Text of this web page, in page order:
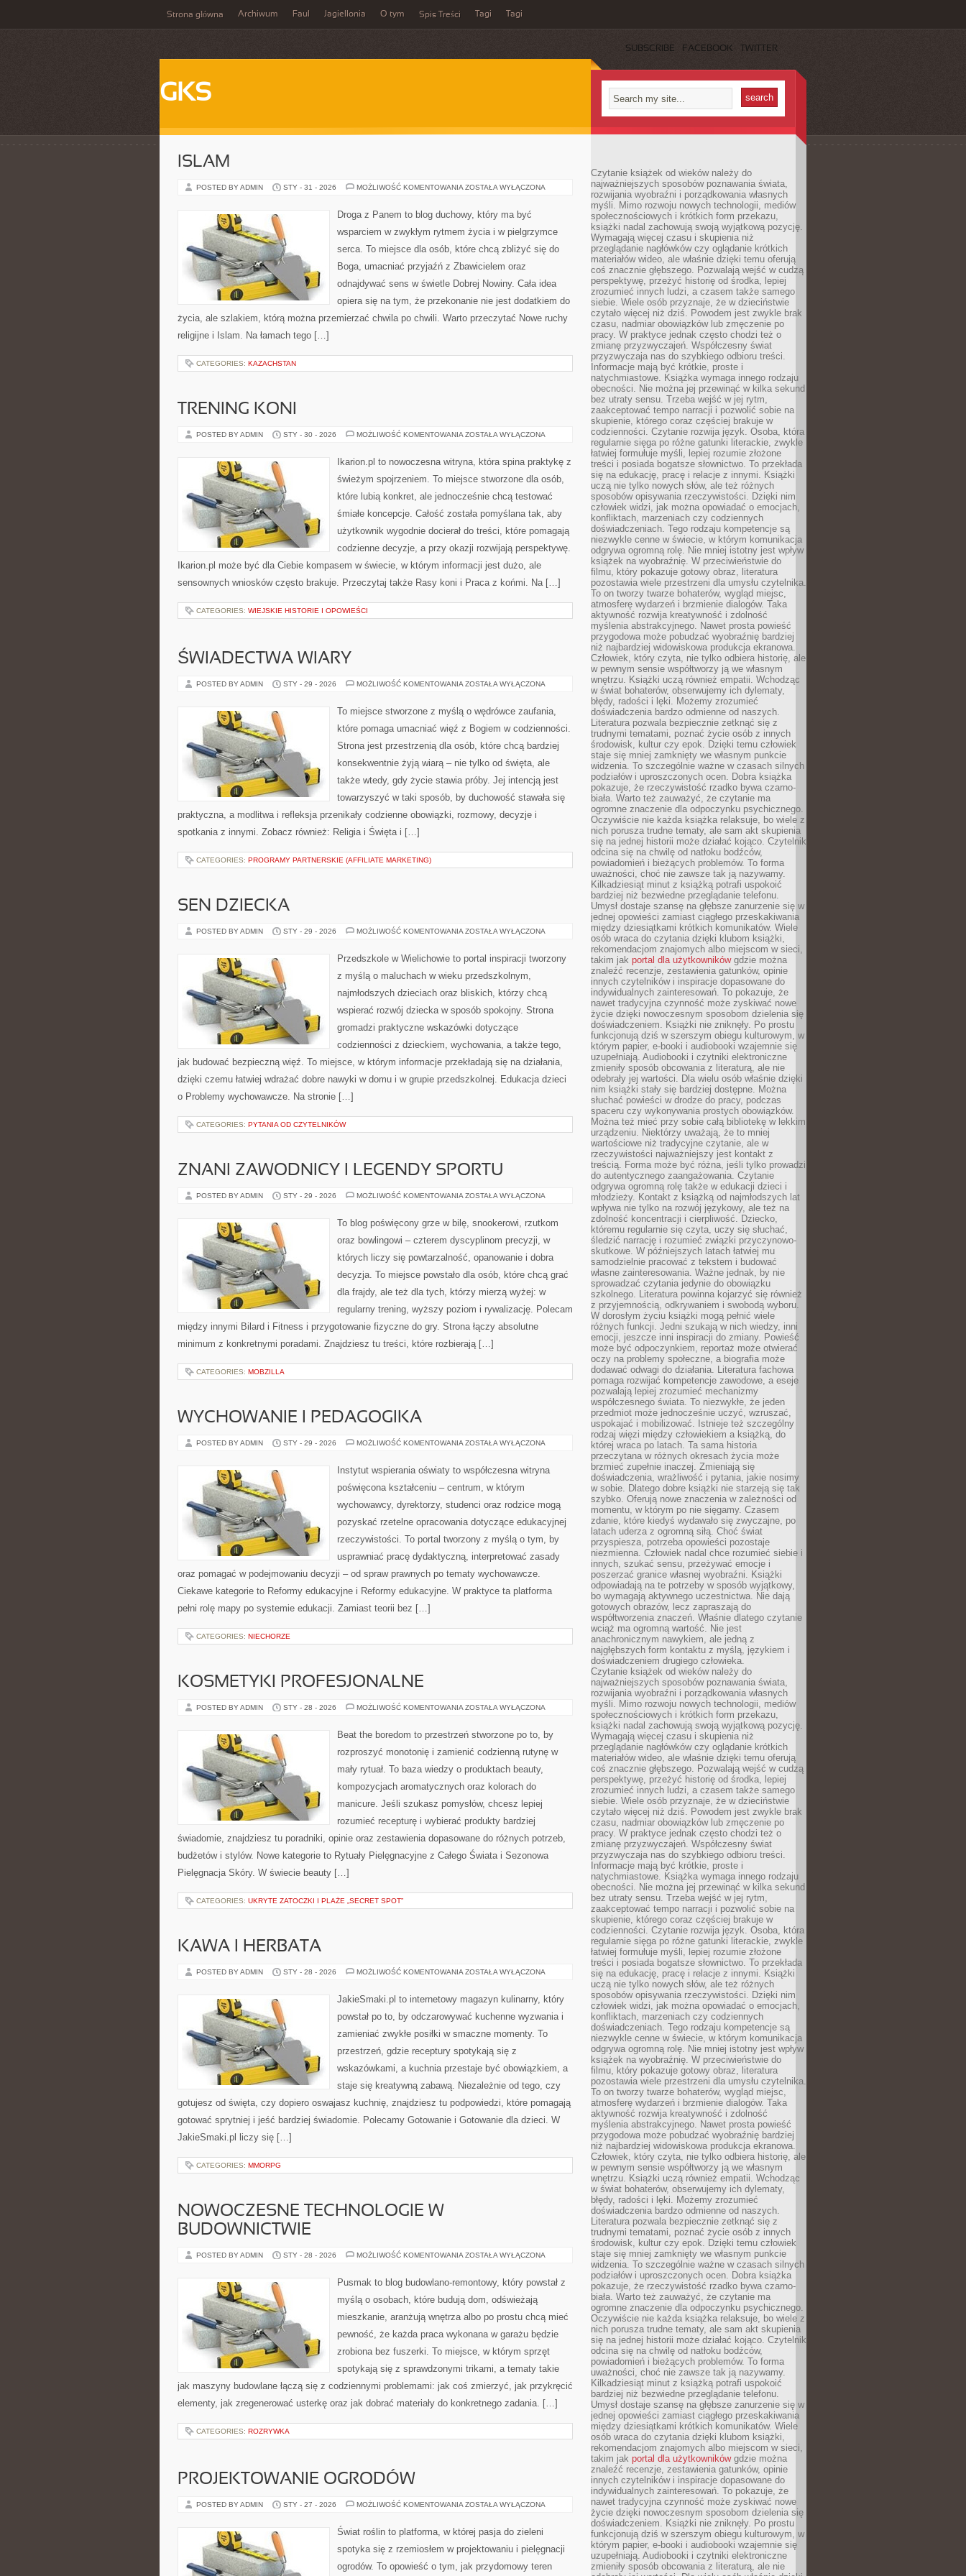
Strona główna Archiwum Faul Jagiellonia O tym Spis Treści Tagi Tagi
SUBSCRIBE FACEBOOK TWITTER
GKS
ISLAM
POSTED BY ADMIN STY - 31 - 2026 MOŻLIWOŚĆ KOMENTOWANIA ISLAM
ZOSTAŁA WYŁĄCZONA
Droga z Panem to blog duchowy, który ma być
wsparciem w zwykłym rytmem życia i w pielgrzymce
serca. To miejsce dla osób, które chcą zbliżyć się do
Boga, umacniać przyjaźń z Zbawicielem oraz
odnajdywać sens w świetle Dobrej Nowiny. Cała idea
opiera się na tym, że przekonanie nie jest dodatkiem do
życia, ale szlakiem, którą można przemierzać chwila po chwili. Warto przeczytać Nowe ruchy
religijne i Islam. Na łamach tego […]
CATEGORIES: KAZACHSTAN
TRENING KONI
POSTED BY ADMIN STY - 30 - 2026 MOŻLIWOŚĆ KOMENTOWANIA TRENING
ZOSTAŁA WYŁĄCZONA
Ikarion.pl to nowoczesna witryna, która spina praktykę z
świeżym spojrzeniem. To miejsce stworzone dla osób,
które lubią konkret, ale jednocześnie chcą testować
śmiałe koncepcje. Całość została pomyślana tak, aby
użytkownik wygodnie docierał do treści, które pomagają
codzienne decyzje, a przy okazji rozwijają perspektywę.
Ikarion.pl może być dla Ciebie kompasem w świecie, w którym informacji jest dużo, ale
sensownych wniosków często brakuje. Przeczytaj także Rasy koni i Praca z końmi. Na […]
CATEGORIES: WIEJSKIE HISTORIE I OPOWIEŚCI
ŚWIADECTWA WIARY
POSTED BY ADMIN STY - 29 - 2026 MOŻLIWOŚĆ KOMENTOWANIA ŚWIADECTWA
ZOSTAŁA WYŁĄCZONA
To miejsce stworzone z myślą o wędrówce zaufania,
które pomaga umacniać więź z Bogiem w codzienności.
Strona jest przestrzenią dla osób, które chcą bardziej
konsekwentnie żyją wiarą – nie tylko od święta, ale
także wtedy, gdy życie stawia próby. Jej intencją jest
towarzyszyć w taki sposób, by duchowość stawała się
praktyczna, a modlitwa i refleksja przenikały codzienne obowiązki, rozmowy, decyzje i
spotkania z innymi. Zobacz również: Religia i Święta i […]
CATEGORIES: PROGRAMY PARTNERSKIE (AFFILIATE MARKETING)
SEN DZIECKA
POSTED BY ADMIN STY - 29 - 2026 MOŻLIWOŚĆ KOMENTOWANIA SEN
ZOSTAŁA WYŁĄCZONA
Przedszkole w Wielichowie to portal inspiracji tworzony
z myślą o maluchach w wieku przedszkolnym,
najmłodszych dzieciach oraz bliskich, którzy chcą
wspierać rozwój dziecka w sposób spokojny. Strona
gromadzi praktyczne wskazówki dotyczące
codzienności z dzieckiem, wychowania, a także tego,
jak budować bezpieczną więź. To miejsce, w którym informacje przekładają się na działania,
dzięki czemu łatwiej wdrażać dobre nawyki w domu i w grupie przedszkolnej. Edukacja dzieci
o Problemy wychowawcze. Na stronie […]
CATEGORIES: PYTANIA OD CZYTELNIKÓW
ZNANI ZAWODNICY I LEGENDY SPORTU
POSTED BY ADMIN STY - 29 - 2026 MOŻLIWOŚĆ KOMENTOWANIA ZNANI
LEGENDY
SPORTU
ZOSTAŁA WYŁĄCZONA
To blog poświęcony grze w bilę, snookerowi, rzutkom
oraz bowlingowi – czterem dyscyplinom precyzji, w
których liczy się powtarzalność, opanowanie i dobra
decyzja. To miejsce powstało dla osób, które chcą grać
dla frajdy, ale też dla tych, którzy mierzą wyżej: w
regularny trening, wyższy poziom i rywalizację. Polecam
między innymi Bilard i Fitness i przygotowanie fizyczne do gry. Strona łączy absolutne
minimum z konkretnymi poradami. Znajdziesz tu treści, które rozbierają […]
CATEGORIES: MOBZILLA
WYCHOWANIE I PEDAGOGIKA
POSTED BY ADMIN STY - 29 - 2026 MOŻLIWOŚĆ KOMENTOWANIA WYCHOWANIE
ZOSTAŁA WYŁĄCZONA
Instytut wspierania oświaty to współczesna witryna
poświęcona kształceniu – centrum, w którym
wychowawcy, dyrektorzy, studenci oraz rodzice mogą
pozyskać rzetelne opracowania dotyczące edukacyjnej
rzeczywistości. To portal tworzony z myślą o tym, by
usprawniać pracę dydaktyczną, interpretować zasady
oraz pomagać w podejmowaniu decyzji – od spraw prawnych po tematy wychowawcze.
Ciekawe kategorie to Reformy edukacyjne i Reformy edukacyjne. W praktyce ta platforma
pełni rolę mapy po systemie edukacji. Zamiast teorii bez […]
CATEGORIES: NIECHORZE
KOSMETYKI PROFESJONALNE
POSTED BY ADMIN STY - 28 - 2026 MOŻLIWOŚĆ KOMENTOWANIA KOSMETYKI
ZOSTAŁA WYŁĄCZONA
Beat the boredom to przestrzeń stworzone po to, by
rozproszyć monotonię i zamienić codzienną rutynę w
mały rytuał. To baza wiedzy o produktach beauty,
kompozycjach aromatycznych oraz kolorach do
manicure. Jeśli szukasz pomysłów, chcesz lepiej
rozumieć recepturę i wybierać produkty bardziej
świadomie, znajdziesz tu poradniki, opinie oraz zestawienia dopasowane do różnych potrzeb,
budżetów i stylów. Nowe kategorie to Rytuały Pielęgnacyjne z Całego Świata i Sezonowa
Pielęgnacja Skóry. W świecie beauty […]
CATEGORIES: UKRYTE ZATOCZKI I PLAŻE „SECRET SPOT”
KAWA I HERBATA
POSTED BY ADMIN STY - 28 - 2026 MOŻLIWOŚĆ KOMENTOWANIA KAWA
ZOSTAŁA WYŁĄCZONA
JakieSmaki.pl to internetowy magazyn kulinarny, który
powstał po to, by odczarowywać kuchenne wyzwania i
zamieniać zwykłe posiłki w smaczne momenty. To
przestrzeń, gdzie receptury spotykają się z
wskazówkami, a kuchnia przestaje być obowiązkiem, a
staje się kreatywną zabawą. Niezależnie od tego, czy
gotujesz od święta, czy dopiero oswajasz kuchnię, znajdziesz tu podpowiedzi, które pomagają
gotować sprytniej i jeść bardziej świadomie. Polecamy Gotowanie i Gotowanie dla dzieci. W
JakieSmaki.pl liczy się […]
CATEGORIES: MMORPG
NOWOCZESNE TECHNOLOGIE W
BUDOWNICTWIE
POSTED BY ADMIN STY - 28 - 2026 MOŻLIWOŚĆ KOMENTOWANIA NOWOCZESNE
BUDOWNICTWIE
ZOSTAŁA WYŁĄCZONA
Pusmak to blog budowlano-remontowy, który powstał z
myślą o osobach, które budują dom, odświeżają
mieszkanie, aranżują wnętrza albo po prostu chcą mieć
pewność, że każda praca wykonana w garażu będzie
zrobiona bez fuszerki. To miejsce, w którym sprzęt
spotykają się z sprawdzonymi trikami, a tematy takie
jak maszyny budowlane łączą się z codziennymi problemami: jak coś zmierzyć, jak przykręcić
elementy, jak zregenerować usterkę oraz jak dobrać materiały do konkretnego zadania. […]
CATEGORIES: ROZRYWKA
PROJEKTOWANIE OGRODÓW
POSTED BY ADMIN STY - 27 - 2026 MOŻLIWOŚĆ KOMENTOWANIA PROJEKTOWANIE
ZOSTAŁA WYŁĄCZONA
Świat roślin to platforma, w której pasja do zieleni
spotyka się z rzemiosłem w projektowaniu i pielęgnacji
ogrodów. To opowieść o tym, jak przydomowy teren
Czytanie książek od wieków należy do
najważniejszych sposobów poznawania świata,
rozwijania wyobraźni i porządkowania własnych
myśli. Mimo rozwoju nowych technologii, mediów
społecznościowych i krótkich form przekazu,
książki nadal zachowują swoją wyjątkową pozycję.
Wymagają więcej czasu i skupienia niż
przeglądanie nagłówków czy oglądanie krótkich
materiałów wideo, ale właśnie dzięki temu oferują
coś znacznie głębszego. Pozwalają wejść w cudzą
perspektywę, przeżyć historię od środka, lepiej
zrozumieć innych ludzi, a czasem także samego
siebie. Wiele osób przyznaje, że w dzieciństwie
czytało więcej niż dziś. Powodem jest zwykle brak
czasu, nadmiar obowiązków lub zmęczenie po
pracy. W praktyce jednak często chodzi też o
zmianę przyzwyczajeń. Współczesny świat
przyzwyczaja nas do szybkiego odbioru treści.
Informacje mają być krótkie, proste i
natychmiastowe. Książka wymaga innego rodzaju
obecności. Nie można jej przewinąć w kilka sekund
bez utraty sensu. Trzeba wejść w jej rytm,
zaakceptować tempo narracji i pozwolić sobie na
skupienie, którego coraz częściej brakuje w
codzienności. Czytanie rozwija język. Osoba, która
regularnie sięga po różne gatunki literackie, zwykle
łatwiej formułuje myśli, lepiej rozumie złożone
treści i posiada bogatsze słownictwo. To przekłada
się na edukację, pracę i relacje z innymi. Książki
uczą nie tylko nowych słów, ale też różnych
sposobów opisywania rzeczywistości. Dzięki nim
człowiek widzi, jak można opowiadać o emocjach,
konfliktach, marzeniach czy codziennych
doświadczeniach. Tego rodzaju kompetencje są
niezwykle cenne w świecie, w którym komunikacja
odgrywa ogromną rolę. Nie mniej istotny jest wpływ
książek na wyobraźnię. W przeciwieństwie do
filmu, który pokazuje gotowy obraz, literatura
pozostawia wiele przestrzeni dla umysłu czytelnika.
To on tworzy twarze bohaterów, wygląd miejsc,
atmosferę wydarzeń i brzmienie dialogów. Taka
aktywność rozwija kreatywność i zdolność
myślenia abstrakcyjnego. Nawet prosta powieść
przygodowa może pobudzać wyobraźnię bardziej
niż najbardziej widowiskowa produkcja ekranowa.
Człowiek, który czyta, nie tylko odbiera historię, ale
w pewnym sensie współtworzy ją we własnym
wnętrzu. Książki uczą również empatii. Wchodząc
w świat bohaterów, obserwujemy ich dylematy,
błędy, radości i lęki. Możemy zrozumieć
doświadczenia bardzo odmienne od naszych.
Literatura pozwala bezpiecznie zetknąć się z
trudnymi tematami, poznać życie osób z innych
środowisk, kultur czy epok. Dzięki temu człowiek
staje się mniej zamknięty we własnym punkcie
widzenia. To szczególnie ważne w czasach silnych
podziałów i uproszczonych ocen. Dobra książka
pokazuje, że rzeczywistość rzadko bywa czarno-
biała. Warto też zauważyć, że czytanie ma
ogromne znaczenie dla odpoczynku psychicznego.
Oczywiście nie każda książka relaksuje, bo wiele z
nich porusza trudne tematy, ale sam akt skupienia
się na jednej historii może działać kojąco. Czytelnik
odcina się na chwilę od natłoku bodźców,
powiadomień i bieżących problemów. To forma
uważności, choć nie zawsze tak ją nazywamy.
Kilkadziesiąt minut z książką potrafi uspokoić
bardziej niż bezwiedne przeglądanie telefonu.
Umysł dostaje szansę na głębsze zanurzenie się w
jednej opowieści zamiast ciągłego przeskakiwania
między dziesiątkami krótkich komunikatów. Wiele
osób wraca do czytania dzięki klubom książki,
rekomendacjom znajomych albo miejscom w sieci,
takim jak portal dla użytkownikówgdzie można
znaleźć recenzje, zestawienia gatunków, opinie
innych czytelników i inspiracje dopasowane do
indywidualnych zainteresowań. To pokazuje, że
nawet tradycyjna czynność może zyskiwać nowe
życie dzięki nowoczesnym sposobom dzielenia się
doświadczeniem. Książki nie zniknęły. Po prostu
funkcjonują dziś w szerszym obiegu kulturowym, w
którym papier, e-booki i audiobooki wzajemnie się
uzupełniają. Audiobooki i czytniki elektroniczne
zmieniły sposób obcowania z literaturą, ale nie
odebrały jej wartości. Dla wielu osób właśnie dzięki
nim książki stały się bardziej dostępne. Można
słuchać powieści w drodze do pracy, podczas
spaceru czy wykonywania prostych obowiązków.
Można też mieć przy sobie całą bibliotekę w lekkim
urządzeniu. Niektórzy uważają, że to mniej
wartościowe niż tradycyjne czytanie, ale w
rzeczywistości najważniejszy jest kontakt z
treścią. Forma może być różna, jeśli tylko prowadzi
do autentycznego zaangażowania. Czytanie
odgrywa ogromną rolę także w edukacji dzieci i
młodzieży. Kontakt z książką od najmłodszych lat
wpływa nie tylko na rozwój językowy, ale też na
zdolność koncentracji i cierpliwość. Dziecko,
któremu regularnie się czyta, uczy się słuchać,
śledzić narrację i rozumieć związki przyczynowo-
skutkowe. W późniejszych latach łatwiej mu
samodzielnie pracować z tekstem i budować
własne zainteresowania. Ważne jednak, by nie
sprowadzać czytania jedynie do obowiązku
szkolnego. Literatura powinna kojarzyć się również
z przyjemnością, odkrywaniem i swobodą wyboru.
W dorosłym życiu książki mogą pełnić wiele
różnych funkcji. Jedni szukają w nich wiedzy, inni
emocji, jeszcze inni inspiracji do zmiany. Powieść
może być odpoczynkiem, reportaż może otwierać
oczy na problemy społeczne, a biografia może
dodawać odwagi do działania. Literatura fachowa
pomaga rozwijać kompetencje zawodowe, a eseje
pozwalają lepiej zrozumieć mechanizmy
współczesnego świata. To niezwykłe, że jeden
przedmiot może jednocześnie uczyć, wzruszać,
uspokajać i mobilizować. Istnieje też szczególny
rodzaj więzi między człowiekiem a książką, do
której wraca po latach. Ta sama historia
przeczytana w różnych okresach życia może
brzmieć zupełnie inaczej. Zmieniają się
doświadczenia, wrażliwość i pytania, jakie nosimy
w sobie. Dlatego dobre książki nie starzeją się tak
szybko. Oferują nowe znaczenia w zależności od
momentu, w którym po nie sięgamy. Czasem
zdanie, które kiedyś wydawało się zwyczajne, po
latach uderza z ogromną siłą. Choć świat
przyspiesza, potrzeba opowieści pozostaje
niezmienna. Człowiek nadal chce rozumieć siebie i
innych, szukać sensu, przeżywać emocje i
poszerzać granice własnej wyobraźni. Książki
odpowiadają na te potrzeby w sposób wyjątkowy,
bo wymagają aktywnego uczestnictwa. Nie dają
gotowych obrazów, lecz zapraszają do
współtworzenia znaczeń. Właśnie dlatego czytanie
wciąż ma ogromną wartość. Nie jest
anachronicznym nawykiem, ale jedną z
najgłębszych form kontaktu z myślą, językiem i
doświadczeniem drugiego człowieka.
Czytanie książek od wieków należy do
najważniejszych sposobów poznawania świata,
rozwijania wyobraźni i porządkowania własnych
myśli. Mimo rozwoju nowych technologii, mediów
społecznościowych i krótkich form przekazu,
książki nadal zachowują swoją wyjątkową pozycję.
Wymagają więcej czasu i skupienia niż
przeglądanie nagłówków czy oglądanie krótkich
materiałów wideo, ale właśnie dzięki temu oferują
coś znacznie głębszego. Pozwalają wejść w cudzą
perspektywę, przeżyć historię od środka, lepiej
zrozumieć innych ludzi, a czasem także samego
siebie. Wiele osób przyznaje, że w dzieciństwie
czytało więcej niż dziś. Powodem jest zwykle brak
czasu, nadmiar obowiązków lub zmęczenie po
pracy. W praktyce jednak często chodzi też o
zmianę przyzwyczajeń. Współczesny świat
przyzwyczaja nas do szybkiego odbioru treści.
Informacje mają być krótkie, proste i
natychmiastowe. Książka wymaga innego rodzaju
obecności. Nie można jej przewinąć w kilka sekund
bez utraty sensu. Trzeba wejść w jej rytm,
zaakceptować tempo narracji i pozwolić sobie na
skupienie, którego coraz częściej brakuje w
codzienności. Czytanie rozwija język. Osoba, która
regularnie sięga po różne gatunki literackie, zwykle
łatwiej formułuje myśli, lepiej rozumie złożone
treści i posiada bogatsze słownictwo. To przekłada
się na edukację, pracę i relacje z innymi. Książki
uczą nie tylko nowych słów, ale też różnych
sposobów opisywania rzeczywistości. Dzięki nim
człowiek widzi, jak można opowiadać o emocjach,
konfliktach, marzeniach czy codziennych
doświadczeniach. Tego rodzaju kompetencje są
niezwykle cenne w świecie, w którym komunikacja
odgrywa ogromną rolę. Nie mniej istotny jest wpływ
książek na wyobraźnię. W przeciwieństwie do
filmu, który pokazuje gotowy obraz, literatura
pozostawia wiele przestrzeni dla umysłu czytelnika.
To on tworzy twarze bohaterów, wygląd miejsc,
atmosferę wydarzeń i brzmienie dialogów. Taka
aktywność rozwija kreatywność i zdolność
myślenia abstrakcyjnego. Nawet prosta powieść
przygodowa może pobudzać wyobraźnię bardziej
niż najbardziej widowiskowa produkcja ekranowa.
Człowiek, który czyta, nie tylko odbiera historię, ale
w pewnym sensie współtworzy ją we własnym
wnętrzu. Książki uczą również empatii. Wchodząc
w świat bohaterów, obserwujemy ich dylematy,
błędy, radości i lęki. Możemy zrozumieć
doświadczenia bardzo odmienne od naszych.
Literatura pozwala bezpiecznie zetknąć się z
trudnymi tematami, poznać życie osób z innych
środowisk, kultur czy epok. Dzięki temu człowiek
staje się mniej zamknięty we własnym punkcie
widzenia. To szczególnie ważne w czasach silnych
podziałów i uproszczonych ocen. Dobra książka
pokazuje, że rzeczywistość rzadko bywa czarno-
biała. Warto też zauważyć, że czytanie ma
ogromne znaczenie dla odpoczynku psychicznego.
Oczywiście nie każda książka relaksuje, bo wiele z
nich porusza trudne tematy, ale sam akt skupienia
się na jednej historii może działać kojąco. Czytelnik
odcina się na chwilę od natłoku bodźców,
powiadomień i bieżących problemów. To forma
uważności, choć nie zawsze tak ją nazywamy.
Kilkadziesiąt minut z książką potrafi uspokoić
bardziej niż bezwiedne przeglądanie telefonu.
Umysł dostaje szansę na głębsze zanurzenie się w
jednej opowieści zamiast ciągłego przeskakiwania
między dziesiątkami krótkich komunikatów. Wiele
osób wraca do czytania dzięki klubom książki,
rekomendacjom znajomych albo miejscom w sieci,
takim jak portal dla użytkownikówgdzie można
znaleźć recenzje, zestawienia gatunków, opinie
innych czytelników i inspiracje dopasowane do
indywidualnych zainteresowań. To pokazuje, że
nawet tradycyjna czynność może zyskiwać nowe
życie dzięki nowoczesnym sposobom dzielenia się
doświadczeniem. Książki nie zniknęły. Po prostu
funkcjonują dziś w szerszym obiegu kulturowym, w
którym papier, e-booki i audiobooki wzajemnie się
uzupełniają. Audiobooki i czytniki elektroniczne
zmieniły sposób obcowania z literaturą, ale nie